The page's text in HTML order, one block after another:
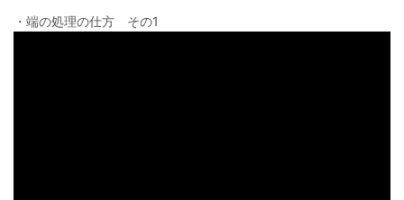
・端の処理の仕方 その1